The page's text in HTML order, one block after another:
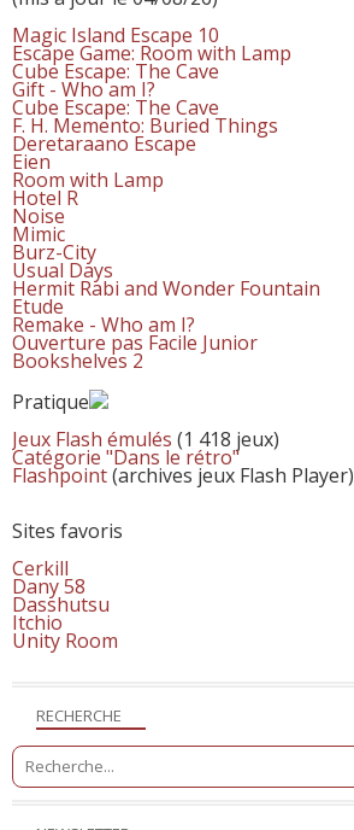
RECHERCHE
Magic Island Escape 10
Escape Game: Room with Lamp
Cube Escape: The Cave
Gift - Who am I?
Cube Escape: The Cave
F. H. Memento: Buried Things
Deretaraano Escape
Eien
Room with Lamp
Hotel R
Noise
Mimic
Burz-City
Usual Days
Hermit Rabi and Wonder Fountain
Etude
Remake - Who am I?
Ouverture pas Facile Junior
Bookshelves 2
Pratique
Jeux Flash émulés (1 418 jeux)
Catégorie "Dans le rétro"
Flashpoint(archives jeux Flash Player)
Sites favoris
Cerkill
Dany 58
Dasshutsu
Itchio
Unity Room